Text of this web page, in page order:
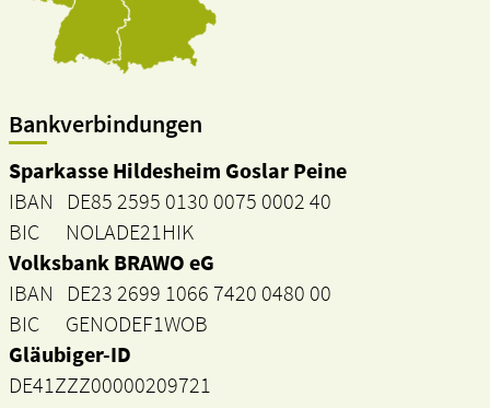
Bankverbindungen
Sparkasse Hildesheim Goslar Peine
IBAN DE85 2595 0130 0075 0002 40
BIC NOLADE21HIK
Volksbank BRAWO eG
IBAN DE23 2699 1066 7420 0480 00
BIC GENODEF1WOB
Gläubiger-ID
DE41ZZZ00000209721